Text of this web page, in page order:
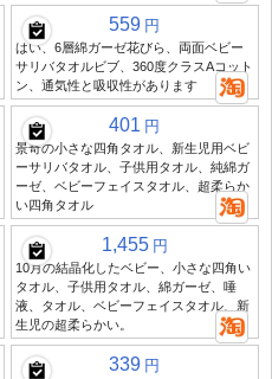
559 円
はい、6層綿ガーゼ花びら、両面ベビー
サリバタオルビブ、360度クラスAコット
ン、通気性と吸収性があります
401 円
景奇の小さな四角タオル、新生児用ベビ
ーサリバタオル、子供用タオル、純綿ガ
ーゼ、ベビーフェイスタオル、超柔らか
い四角タオル
1,455 円
10月の結晶化したベビー、小さな四角い
タオル、子供用タオル、綿ガーゼ、唾
液、タオル、ベビーフェイスタオル、新
生児の超柔らかい。
339 円